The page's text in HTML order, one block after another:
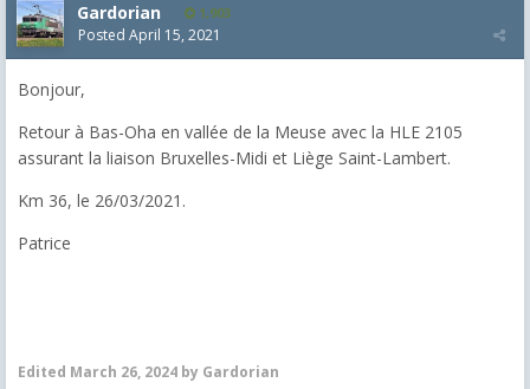
Gardorian 1,903
Posted April 15, 2021
Bonjour,
Retour à Bas-Oha en vallée de la Meuse avec la HLE 2105
assurant la liaison Bruxelles-Midi et Liège Saint-Lambert.
Km 36, le 26/03/2021.
Patrice
Edited March 26, 2024 by Gardorian